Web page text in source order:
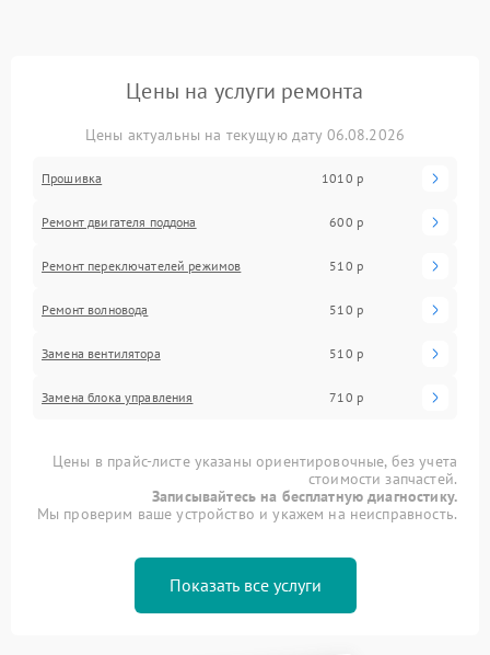
Цены на услуги ремонта
Цены актуальны на текущую дату 06.08.2026
Прошивка 1010 р
Ремонт двигателя поддона 600 р
Ремонт переключателей режимов 510 р
Ремонт волновода 510 р
Замена вентилятора 510 р
Замена блока управления 710 р
Цены в прайс-листе указаны ориентировочные, без учета
стоимости запчастей.
Записывайтесь на бесплатную диагностику.
Мы проверим ваше устройство и укажем на неисправность.
Показать все услуги